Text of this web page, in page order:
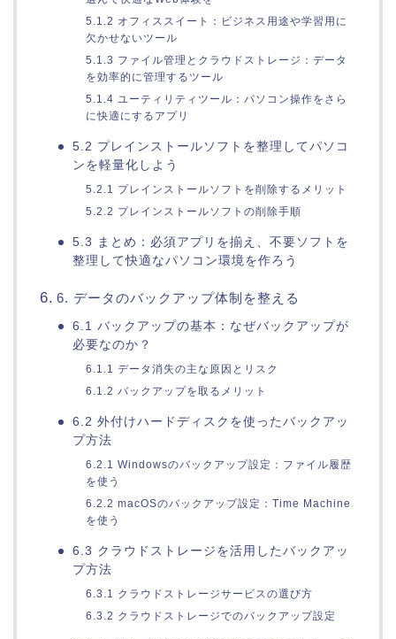
5.1.2 オフィススイート：ビジネス用途や学習用に
欠かせないツール
5.1.3 ファイル管理とクラウドストレージ：データ
を効率的に管理するツール
5.1.4 ユーティリティツール：パソコン操作をさら
に快適にするアプリ
5.2 プレインストールソフトを整理してパソコ
ンを軽量化しよう
5.2.1 プレインストールソフトを削除するメリット
5.2.2 プレインストールソフトの削除手順
5.3 まとめ：必須アプリを揃え、不要ソフトを
整理して快適なパソコン環境を作ろう
6. データのバックアップ体制を整える
6.1 バックアップの基本：なぜバックアップが
必要なのか？
6.1.1 データ消失の主な原因とリスク
6.1.2 バックアップを取るメリット
6.2 外付けハードディスクを使ったバックアッ
プ方法
6.2.1 Windowsのバックアップ設定：ファイル履歴
を使う
6.2.2 macOSのバックアップ設定：Time Machine
を使う
6.3 クラウドストレージを活用したバックアッ
プ方法
6.3.1 クラウドストレージサービスの選び方
6.3.2 クラウドストレージでのバックアップ設定